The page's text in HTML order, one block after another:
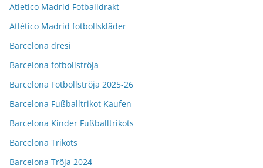
Atletico Madrid Fotballdrakt
Atlético Madrid fotbollskläder
Barcelona dresi
Barcelona fotbollströja
Barcelona Fotbollströja 2025-26
Barcelona Fußballtrikot Kaufen
Barcelona Kinder Fußballtrikots
Barcelona Trikots
Barcelona Tröja 2024